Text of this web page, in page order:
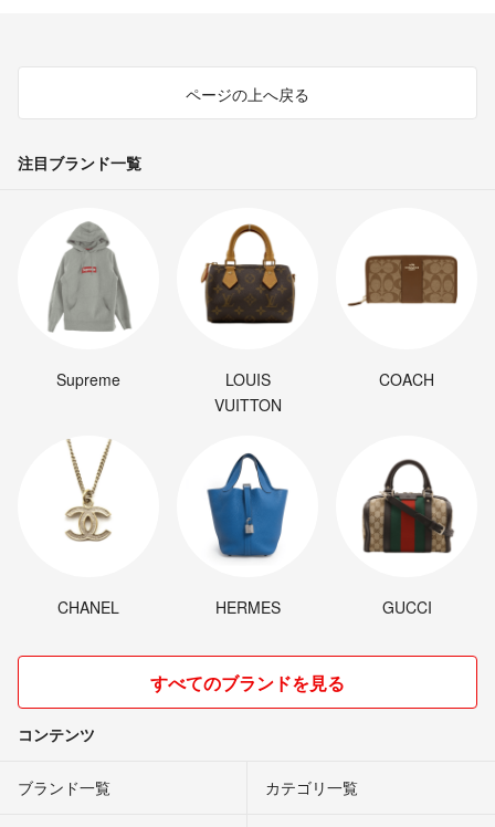
ページの上へ戻る
注目ブランド一覧
Supreme
LOUIS
VUITTON
COACH
CHANEL HERMES GUCCI
すべてのブランドを見る
コンテンツ
ブランド一覧 カテゴリ一覧